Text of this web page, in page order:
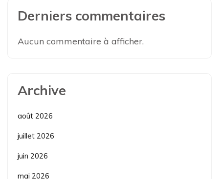
Derniers commentaires
Aucun commentaire à afficher.
Archive
août 2026
juillet 2026
juin 2026
mai 2026